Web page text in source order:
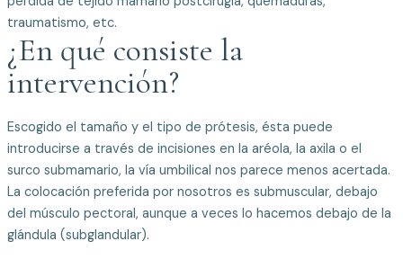
traumatismo, etc.
¿En qué consiste la
intervención?
Escogido el tamaño y el tipo de prótesis, ésta puede
introducirse a través de incisiones en la aréola, la axila o el
surco submamario, la vía umbilical nos parece menos acertada.
La colocación preferida por nosotros es submuscular, debajo
del músculo pectoral, aunque a veces lo hacemos debajo de la
glándula (subglandular).